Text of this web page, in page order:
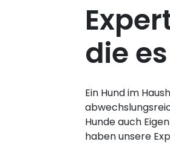
die
Ein Hund im
Hunde auch
haben unsere